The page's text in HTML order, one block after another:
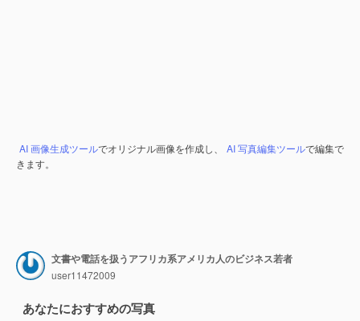
AI 画像生成ツールでオリジナル画像を作成し、 AI 写真編集ツールで編集で
きます。
文書や電話を扱うアフリカ系アメリカ人のビジネス若者
user11472009
あなたにおすすめの写真